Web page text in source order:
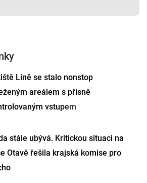
Líně se stalo nonstop
areálem s přísně
vstupem
stále ubývá. Kritickou situaci na
Otavě řešila krajská komise pro